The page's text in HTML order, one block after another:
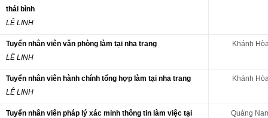
thái bình
LÊ LINH
Tuyển nhân viên văn phòng làm tại nha trang
LÊ LINH
Khánh
Tuyển nhân viên hành chính tổng hợp làm tại nha trang
LÊ LINH
Khánh
Tuyển nhân viên pháp lý xác minh thông tin làm việc tại
Quảng